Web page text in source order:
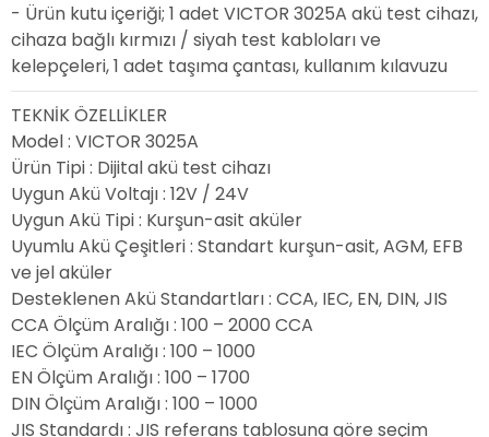
- Ürün kutu içeriği; 1 adet VICTOR 3025A akü test cihazı,
cihaza bağlı kırmızı / siyah test kabloları ve
kelepçeleri, 1 adet taşıma çantası, kullanım kılavuzu
TEKNİK ÖZELLİKLER
Model: VICTOR 3025A
Ürün Tipi: Dijital akü test cihazı
Uygun Akü Voltajı: 12V / 24V
Uygun Akü Tipi: Kurşun-asit aküler
Uyumlu Akü Çeşitleri: Standart kurşun-asit, AGM, EFB
ve jel aküler
Desteklenen Akü Standartları: CCA, IEC, EN, DIN, JIS
CCA Ölçüm Aralığı: 100 – 2000 CCA
IEC Ölçüm Aralığı: 100 – 1000
EN Ölçüm Aralığı: 100 – 1700
DIN Ölçüm Aralığı: 100 – 1000
JIS Standardı: JIS referans tablosuna göre seçim